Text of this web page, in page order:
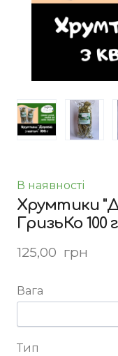
В наявності
Хрумтики
ГризьКо 100
125,00  грн
Вага
Тип